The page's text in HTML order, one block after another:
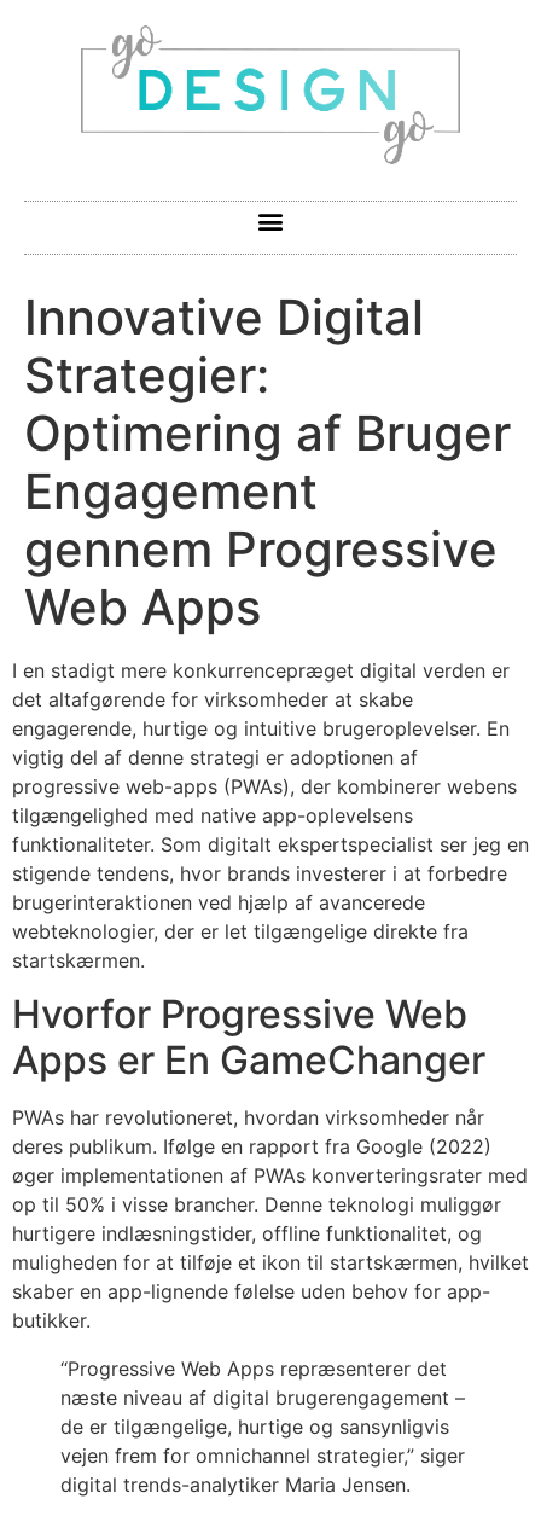
Innovative Digital
Strategier:
Optimering af Bruger
Engagement
gennem Progressive
Web Apps
I en stadigt mere konkurrencepræget digital verden er
det altafgørende for virksomheder at skabe
engagerende, hurtige og intuitive brugeroplevelser. En
vigtig del af denne strategi er adoptionen af
progressive web-apps (PWAs), der kombinerer webens
tilgængelighed med native app-oplevelsens
funktionaliteter. Som digitalt ekspertspecialist ser jeg en
stigende tendens, hvor brands investerer i at forbedre
brugerinteraktionen ved hjælp af avancerede
webteknologier, der er let tilgængelige direkte fra
startskærmen.
Hvorfor Progressive Web
Apps er En GameChanger
PWAs har revolutioneret, hvordan virksomheder når
deres publikum. Ifølge en rapport fra Google (2022)
øger implementationen af PWAs konverteringsrater med
op til 50% i visse brancher. Denne teknologi muliggør
hurtigere indlæsningstider, offline funktionalitet, og
muligheden for at tilføje et ikon til startskærmen, hvilket
skaber en app-lignende følelse uden behov for app-
butikker.
“Progressive Web Apps repræsenterer det
næste niveau af digital brugerengagement –
de er tilgængelige, hurtige og sansynligvis
vejen frem for omnichannel strategier,” siger
digital trends-analytiker Maria Jensen.